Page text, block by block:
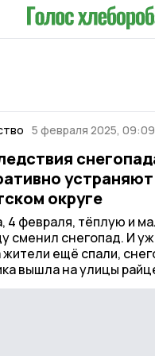
5 февраля 2025, 09:09
устраняют
округе
4 февраля, тёплую и
сменил снегопад. И
жители ещё спали,
вышла на улицы